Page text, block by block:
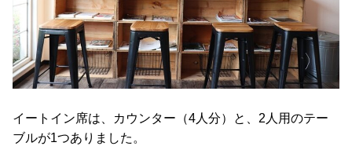
イートイン席は、カウンター（4人分）と、2人用のテー
ブルが1つありました。